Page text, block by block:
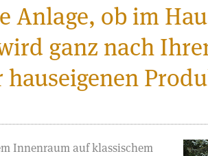
Anlage, ob im
ganz nach
hauseigenen
Innenraum auf klassischem